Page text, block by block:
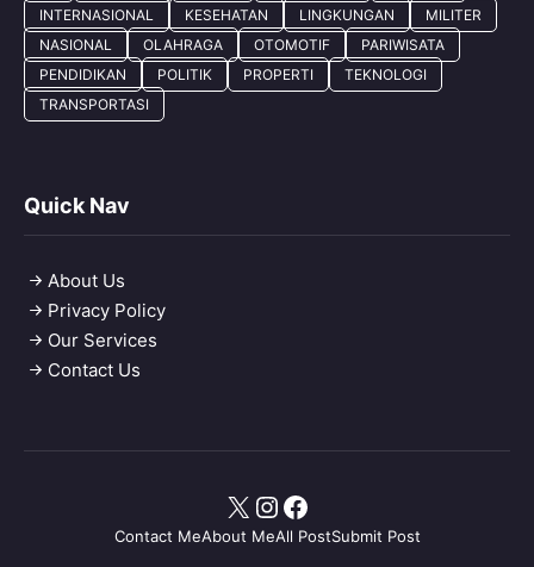
INTERNASIONAL
KESEHATAN LINGKUNGAN
MILITER
NASIONAL
OLAHRAGA OTOMOTIF
PARIWISATA
PENDIDIKAN
POLITIK PROPERTI
TEKNOLOGI
TRANSPORTASI
Quick Nav
About Us
Privacy Policy
Our Services
Contact Us
Contact MeAbout MeAll PostSubmit Post
X Instagram
Facebook